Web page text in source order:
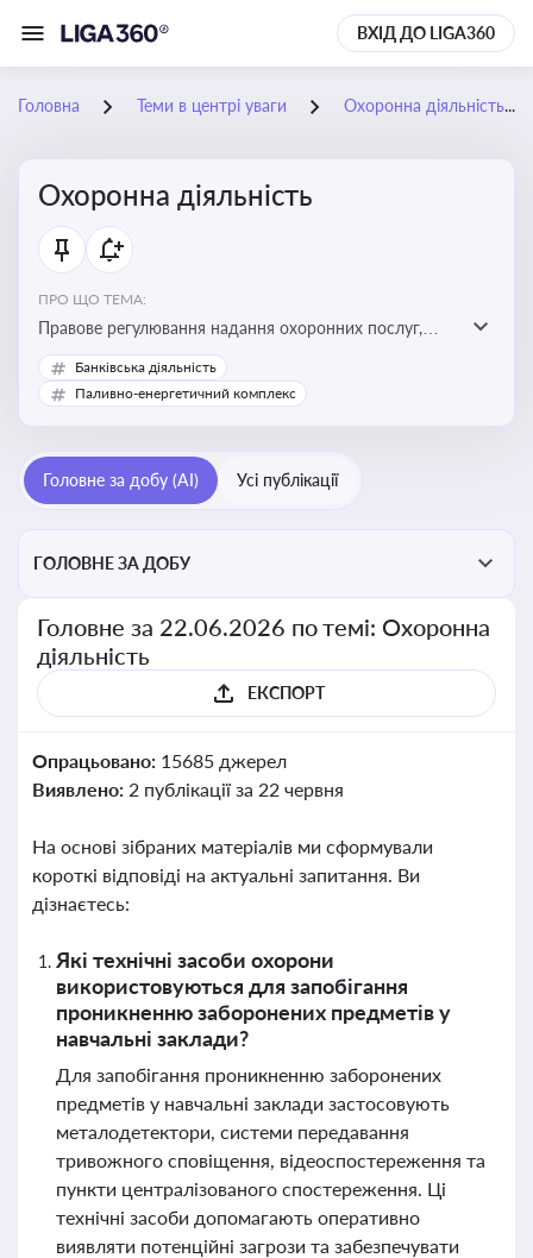
ВХІД ДО LIGA360
Головна Теми в центрі уваги Охоронна діяльність
Охоронна діяльність
ПРО ЩО ТЕМА:
Правове регулювання надання охоронних послуг,
вимоги до ліцензування, персоналу, технічних засобів
охорони та організації пультової й фізичної охорони
Банківська діяльність
Паливно-енергетичний комплекс
Головне за добу (AI) Усі публікації
ГОЛОВНЕ ЗА ДОБУ
Головне за 22.06.2026 по темі: Охоронна
діяльність
ЕКСПОРТ
Опрацьовано: 15685 джерел
Виявлено: 2 публікації за 22 червня
На основі зібраних матеріалів ми сформували
короткі відповіді на актуальні запитання. Ви
дізнаєтесь:
Які технічні засоби охорони
використовуються для запобігання
проникненню заборонених предметів у
навчальні заклади?
Для запобігання проникненню заборонених
предметів у навчальні заклади застосовують
металодетектори, системи передавання
тривожного сповіщення, відеоспостереження та
пункти централізованого спостереження. Ці
технічні засоби допомагають оперативно
виявляти потенційні загрози та забезпечувати